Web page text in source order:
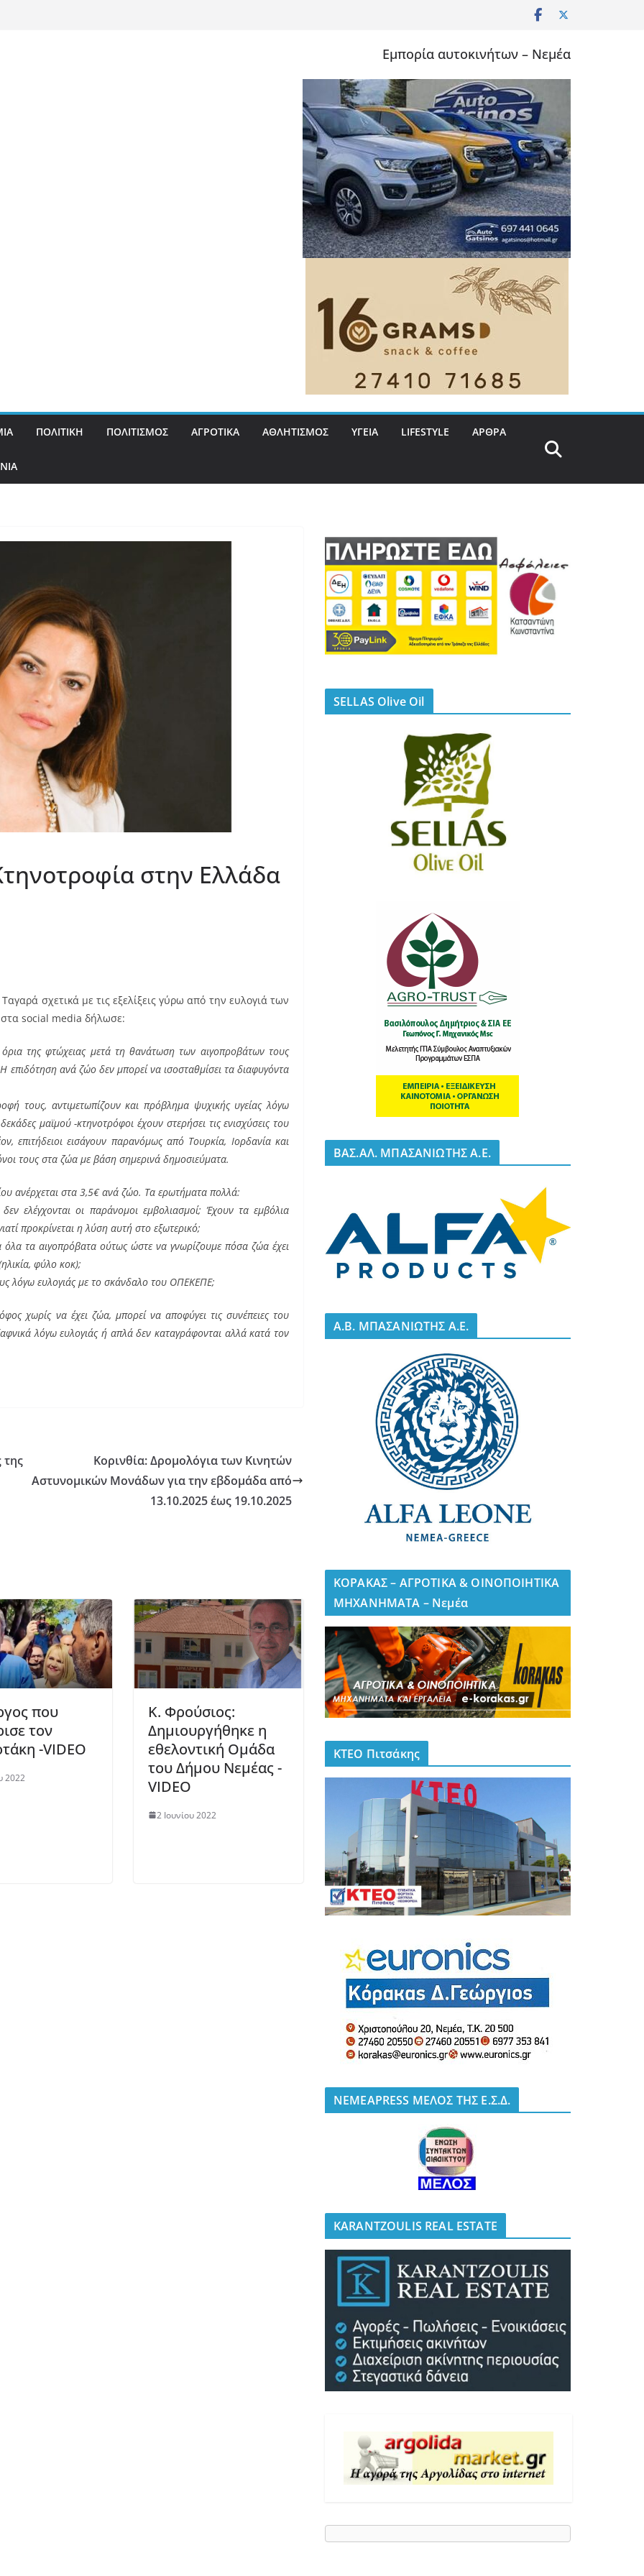
Εμπορία αυτοκινήτων – Νεμέα
ΠΟΛΙΤΙΚΗ ΠΟΛΙΤΙΣΜΟΣ ΑΓΡΟΤΙΚΑ ΑΘΛΗΤΙΣΜΟΣ ΥΓΕΙΑ LIFESTYLE ΑΡΘΡΑ
στην Ελλάδα
σχετικά με τις εξελίξεις γύρω από την ευλογιά των
social media δήλωσε:
όρια της φτώχειας μετά τη θανάτωση των αιγοπροβάτων τους
ανά ζώο δεν μπορεί να ισοσταθμίσει τα διαφυγόντα
τους, αντιμετωπίζουν και πρόβλημα ψυχικής υγείας λόγω
μαϊμού -κτηνοτρόφοι έχουν στερήσει τις ενισχύσεις του
επιτήδειοι εισάγουν παρανόμως από Τουρκία, Ιορδανία και
τους στα ζώα με βάση σημερινά δημοσιεύματα.
ανέρχεται στα 3,5€ ανά ζώο. Τα ερωτήματα πολλά:
ελέγχονται οι παράνομοι εμβολιασμοί; Έχουν τα εμβόλια
προκρίνεται η λύση αυτή στο εξωτερικό;
τα αιγοπρόβατα ούτως ώστε να γνωρίζουμε πόσα ζώα έχει
φύλο κοκ);
λόγω ευλογιάς με το σκάνδαλο του ΟΠΕΚΕΠΕ;
χωρίς να έχει ζώα, μπορεί να αποφύγει τις συνέπειες του
λόγω ευλογιάς ή απλά δεν καταγράφονται αλλά κατά τον
της
Κορινθία: Δρομολόγια των Κινητών
Αστυνομικών Μονάδων για την εβδομάδα από
13.10.2025 έως 19.10.2025
που
τον
-VIDEO
2022
K. Φρούσιος:
Δημιουργήθηκε η
εθελοντική Ομάδα
του Δήμου Νεμέας -
VIDEO
2 Ιουνίου 2022
SELLAS Olive Oil
BΑΣ.ΑΛ. ΜΠΑΣΑΝΙΩΤΗΣ Α.Ε.
A.B. ΜΠΑΣΑΝΙΩΤΗΣ Α.Ε.
ΚΟΡΑΚΑΣ – ΑΓΡΟΤΙΚΑ & ΟΙΝΟΠΟΙΗΤΙΚΑ
ΜΗΧΑΝΗΜΑΤΑ – Νεμέα
ΚΤΕΟ Πιτσάκης
NEMEAPRESS ΜΕΛΟΣ ΤΗΣ Ε.Σ.Δ.
KARANTZOULIS REAL ESTATE